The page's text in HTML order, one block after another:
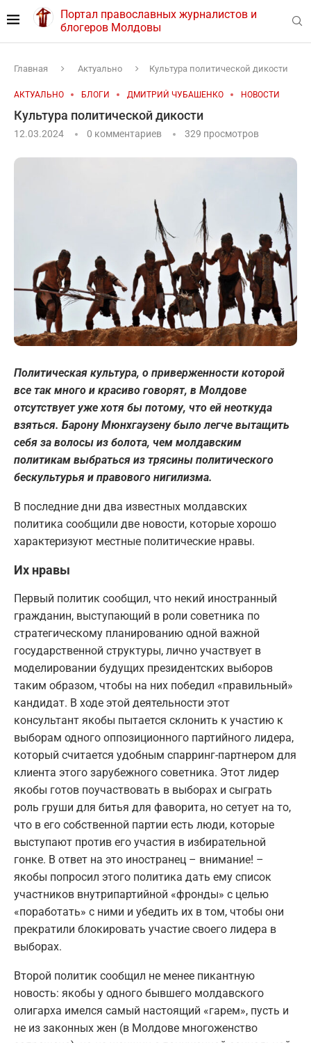
Портал православных журналистов и
блогеров Молдовы
Главная Актуально Культура политической дикости
АКТУАЛЬНО БЛОГИ ДМИТРИЙ ЧУБАШЕНКО НОВОСТИ
Культура политической дикости
12.03.2024 0 комментариев 329 просмотров
Политическая культура, о приверженности которой
все так много и красиво говорят, в Молдове
отсутствует уже хотя бы потому, что ей неоткуда
взяться. Барону Мюнхгаузену было легче вытащить
себя за волосы из болота, чем молдавским
политикам выбраться из трясины политического
бескультурья и правового нигилизма.
В последние дни два известных молдавских
политика сообщили две новости, которые хорошо
характеризуют местные политические нравы.
Их нравы
Первый политик сообщил, что некий иностранный
гражданин, выступающий в роли советника по
стратегическому планированию одной важной
государственной структуры, лично участвует в
моделировании будущих президентских выборов
таким образом, чтобы на них победил «правильный»
кандидат. В ходе этой деятельности этот
консультант якобы пытается склонить к участию к
выборам одного оппозиционного партийного лидера,
который считается удобным спарринг-партнером для
клиента этого зарубежного советника. Этот лидер
якобы готов поучаствовать в выборах и сыграть
роль груши для битья для фаворита, но сетует на то,
что в его собственной партии есть люди, которые
выступают против его участия в избирательной
гонке. В ответ на это иностранец – внимание! –
якобы попросил этого политика дать ему список
участников внутрипартийной «фронды» с целью
«поработать» с ними и убедить их в том, чтобы они
прекратили блокировать участие своего лидера в
выборах.
Второй политик сообщил не менее пикантную
новость: якобы у одного бывшего молдавского
олигарха имелся самый настоящий «гарем», пусть и
не из законных жен (в Молдове многоженство